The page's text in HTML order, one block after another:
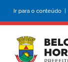
conteúdo
principal
Ir para o conteúdo |